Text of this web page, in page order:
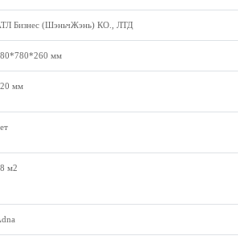
Бизнес (ШэньчЖэнь) КО., ЛТД
мм
мм
м2